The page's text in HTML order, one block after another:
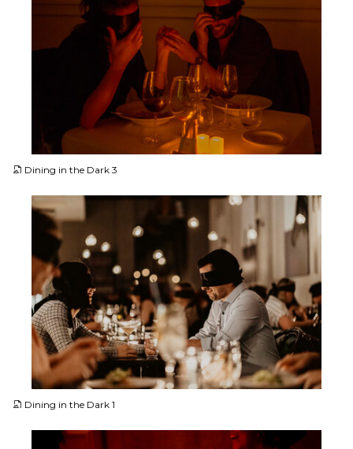
Dining in the Dark 3
JPG
Dining in the Dark 1